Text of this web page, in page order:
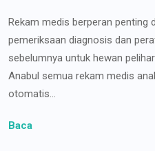
Rekam medis berperan penting
pemeriksaan diagnosis dan
sebelumnya untuk hewan
Anabul semua rekam medis
otomatis...
Baca